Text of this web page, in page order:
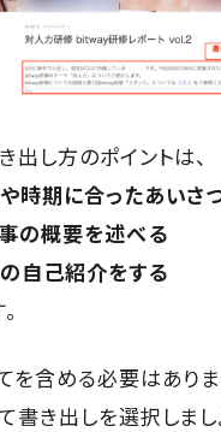
出し方のポイントは、
時期に合ったあいさ
の概要を述べる
自己紹介をする
を含める必要はあり
書き出しを選択しまし